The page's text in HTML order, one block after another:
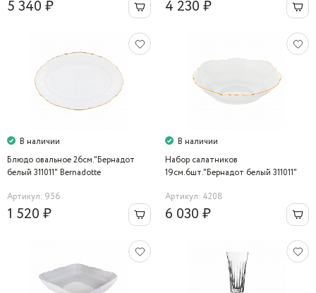
5 340 ₽ 4 230 ₽
В наличии
Блюдо овальное 26см."Бернадот
белый 311011" Bernadotte
Артикул: 956
1 520 ₽
В наличии
Набор салатников
19см.6шт."Бернадот белый 311011"
Артикул: 4208
6 030 ₽